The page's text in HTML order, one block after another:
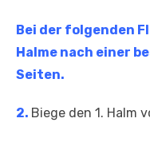
Bei der folgenden
Halme nach einer
Seiten.
2. Biege den 1. Halm